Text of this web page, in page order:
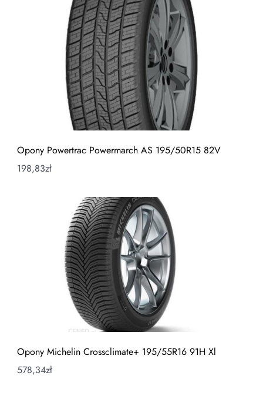
Opony Powertrac Powermarch AS 195/50R15 82V
198,83zł
Opony Michelin Crossclimate+ 195/55R16 91H Xl
578,34zł